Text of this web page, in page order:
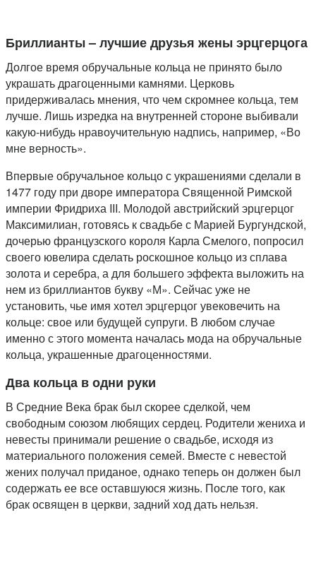
Бриллианты – лучшие друзья жены эрцгерцога
Долгое время обручальные кольца не принято было
украшать драгоценными камнями. Церковь
придерживалась мнения, что чем скромнее кольца, тем
лучше. Лишь изредка на внутренней стороне выбивали
какую-нибудь нравоучительную надпись, например, «Во
мне верность».
Впервые обручальное кольцо с украшениями сделали в
1477 году при дворе императора Священной Римской
империи Фридриха III. Молодой австрийский эрцгерцог
Максимилиан, готовясь к свадьбе с Марией Бургундской,
дочерью французского короля Карла Смелого, попросил
своего ювелира сделать роскошное кольцо из сплава
золота и серебра, а для большего эффекта выложить на
нем из бриллиантов букву «М». Сейчас уже не
установить, чье имя хотел эрцгерцог увековечить на
кольце: свое или будущей супруги. В любом случае
именно с этого момента началась мода на обручальные
кольца, украшенные драгоценностями.
Два кольца в одни руки
В Средние Века брак был скорее сделкой, чем
свободным союзом любящих сердец. Родители жениха и
невесты принимали решение о свадьбе, исходя из
материального положения семей. Вместе с невестой
жених получал приданое, однако теперь он должен был
содержать ее все оставшуюся жизнь. После того, как
брак освящен в церкви, задний ход дать нельзя.